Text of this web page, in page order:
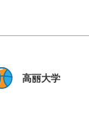
高丽大学